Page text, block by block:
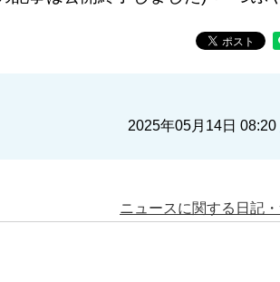
2025年05月14日 08:20
ニュースに関する日記